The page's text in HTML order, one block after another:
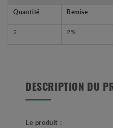
Quantité Remise
2 2%
DESCRIPTION DU
Le produit :